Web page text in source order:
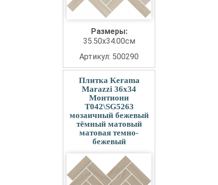
Размеры:
35.50x34.00см
Артикул: 500290
Плитка Kerama
Marazzi 36x34
Монтиони
T042\SG5263
мозаичный бежевый
тёмный матовый
матовая темно-
бежевый